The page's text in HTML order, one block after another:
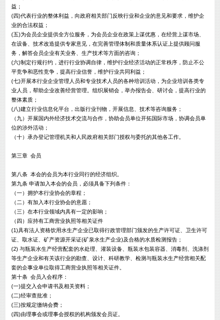
益；
(四)代表行业的整体利益，向政府相关部门反映行业和企业的意见和要求，维护企
业的合法权益；
(五)为会员企业提供全方位服务，为会员企业在政策上谋优惠，在经营上谋市场、
在设备、技术改造提供专家意见，在完善管理体制和质量体系认证上提供顾问服
务，解答会员企业有关业务、生产技术等方面的咨询；
(六)制定行规行约，进行行业协调自律，维护行业经济活动的正常秩序，防止不公
平竞争和恶性竞争，提高行业信誉，维护行业共同利益；
(七)开展本行业企业管理人员和专业技术人员的各种培训活动，为企业培训各类专
业人员，帮助企业改善经营管理。组织展销会，举办报告会、研讨会，提高行业的
整体素质；
(八)建立行业信息化平台，出版行业刊物，开展信息、技术等咨询服务；
（九）开展国内外经济技术交流与合作，协助会员单位开拓国际市场，协调会员单
位的涉外活动；
（十）承办登记管理机关和人民政府相关部门授权与委托的其他各工作。
第三章 会员
第八条 本会的会员为本行业同行的经济组织。
第九条 申请加入本会的会员，必须具备下列条件：
（一）拥护本行业协会的章程；
（二）有加入本行业协会的意愿；
（三）在本行业领域内具有一定的影响；
（四）应持有工商营业执照等相关证件
(1)具有法人资格饮用水生产企业已取得行政管理部门颁发的生产许可证、卫生许可
证、取水证、矿产资源开采证(矿泉水生产企业)及合格的水质检测报告；
(2) 与瓶装水生产经营配套的水处理、灌装设备、瓶装水包装容器、消毒剂、洗涤剂
等生产企业和有关该行业的勘查、设计、科研教学、检测与瓶装水生产经营相关配
套的企事业单位取得工商营业执照等相关证件。
第十条 会员入会程序：
(一)提交入会申请书及相关资料；
(二)经审查批准；
(三)按规定缴纳会费；
(四)由理事会或理事会授权的机构颁发会员证。